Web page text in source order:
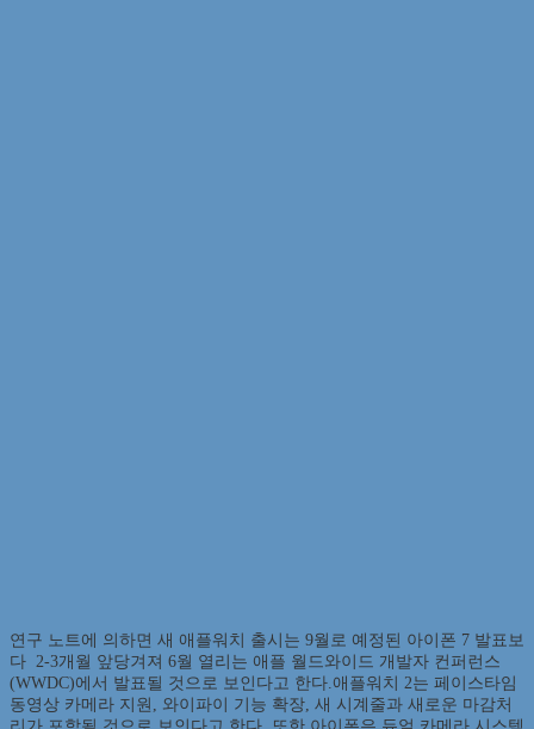
연구 노트에 의하면 새 애플워치 출시는 9월로 예정된 아이폰 7 발표보
다 2-3개월 앞당겨져 6월 열리는 애플 월드와이드 개발자 컨퍼런스
(WWDC)에서 발표될 것으로 보인다고 한다.애플워치 2는 페이스타임
동영상 카메라 지원, 와이파이 기능 확장, 새 시계줄과 새로운 마감처